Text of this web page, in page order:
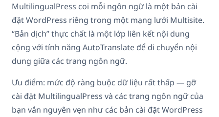
MultilingualPress coi mỗi ngôn ngữ là một bản cài
đặt WordPress riêng trong một mạng lưới Multisite.
“Bản dịch” thực chất là một lớp liên kết nội dung
cộng với tính năng AutoTranslate để di chuyển nội
dung giữa các trang ngôn ngữ.
Ưu điểm: mức độ ràng buộc dữ liệu rất thấp — gỡ
cài đặt MultilingualPress và các trang ngôn ngữ của
bạn vẫn nguyên vẹn như các bản cài đặt WordPress